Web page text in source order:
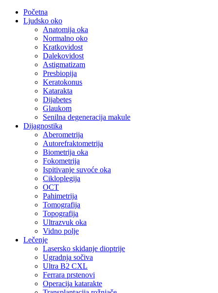
Početna
Ljudsko oko
Anatomija oka
Normalno oko
Kratkovidost
Dalekovidost
Astigmatizam
Presbiopija
Keratokonus
Katarakta
Dijabetes
Glaukom
Senilna degeneracija makule
Dijagnostika
Aberometrija
Autorefraktometrija
Biometrija oka
Fokometrija
Ispitivanje suvoće oka
Cikloplegija
OCT
Pahimetrija
Tomografija
Topografija
Ultrazvuk oka
Vidno polje
Lečenje
Lasersko skidanje dioptrije
Ugradnja sočiva
Ultra B2 CXL
Ferrara prstenovi
Operacija katarakte